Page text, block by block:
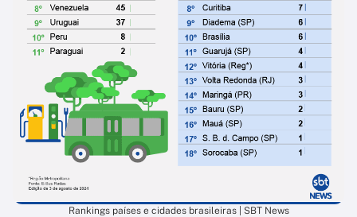
Rankings países e cidades brasileiras | SBT News